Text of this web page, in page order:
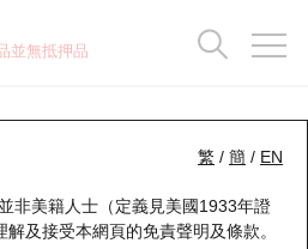
並無抵押品
繁 / 簡 / EN
非美籍人士（定義見美國1933年證
解及接受本網頁的免責聲明及條款。